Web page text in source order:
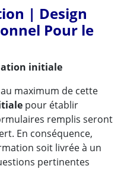
| Design
Pour le
initiale
maximum de cette
pour établir
remplis seront
En conséquence,
soit livrée à un
pertinentes